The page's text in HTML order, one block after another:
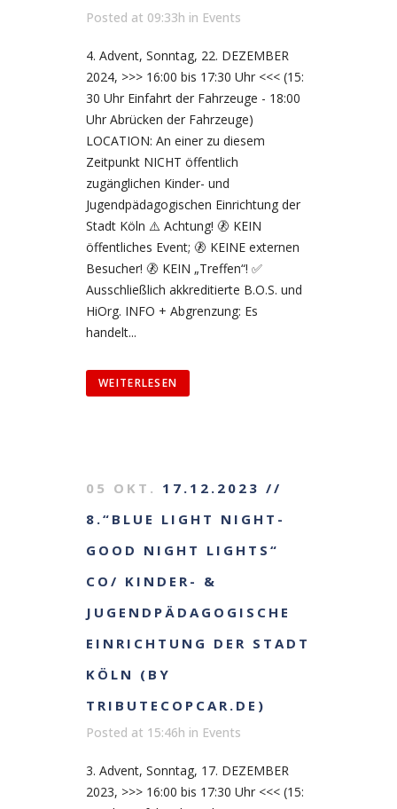
Posted at 09:33h in Events
4. Advent, Sonntag, 22. DEZEMBER
2024, >>> 16:00 bis 17:30 Uhr <<< (15:
30 Uhr Einfahrt der Fahrzeuge - 18:00
Uhr Abrücken der Fahrzeuge)
LOCATION: An einer zu diesem
Zeitpunkt NICHT öffentlich
zugänglichen Kinder- und
Jugendpädagogischen Einrichtung der
Stadt Köln ⚠️ Achtung! 🚷 KEIN
öffentliches Event; 🚷 KEINE externen
Besucher! 🚷 KEIN „Treffen“! ✅
Ausschließlich akkreditierte B.O.S. und
HiOrg. INFO + Abgrenzung: Es
handelt...
WEITERLESEN
05 OKT. 17.12.2023 //
8.“BLUE LIGHT NIGHT-
GOOD NIGHT LIGHTS“
CO/ KINDER- &
JUGENDPÄDAGOGISCHE
EINRICHTUNG DER STADT
KÖLN (BY
TRIBUTECOPCAR.DE)
Posted at 15:46h in Events
3. Advent, Sonntag, 17. DEZEMBER
2023, >>> 16:00 bis 17:30 Uhr <<< (15: